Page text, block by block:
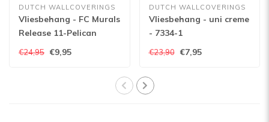
DUTCH WALLCOVERINGS
Vliesbehang - FC Murals
Release 11-Pelican
€24,95 €9,95
DUTCH WALLCOVERINGS
Vliesbehang - uni creme
- 7334-1
€23,90 €7,95